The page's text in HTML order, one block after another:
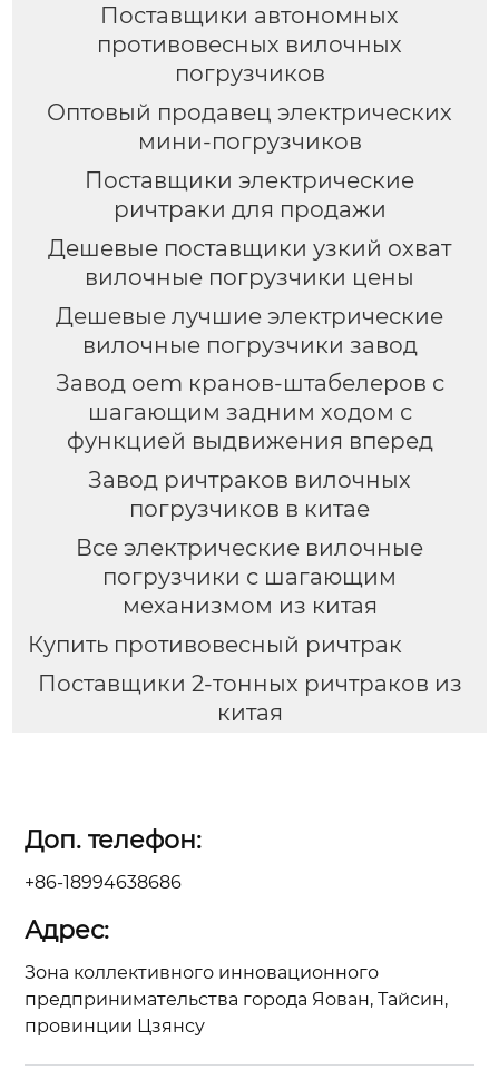
Поставщики автономных
противовесных вилочных
погрузчиков
Оптовый продавец электрических
мини-погрузчиков
Поставщики электрические
ричтраки для продажи
Дешевые поставщики узкий охват
вилочные погрузчики цены
Дешевые лучшие электрические
вилочные погрузчики завод
Завод oem кранов-штабелеров с
шагающим задним ходом с
функцией выдвижения вперед
Завод ричтраков вилочных
погрузчиков в китае
Все электрические вилочные
погрузчики с шагающим
механизмом из китая
Купить противовесный ричтрак
Поставщики 2-тонных ричтраков из
китая
Доп. телефон:
+86-18994638686
Адрес:
Зона коллективного инновационного
предпринимательства города Яован, Тайсин,
провинции Цзянсу